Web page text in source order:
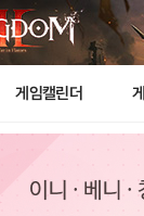
게임캘린더